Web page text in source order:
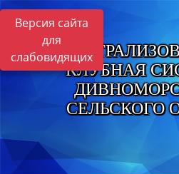
Версия сайта
для
слабовидящих
КЛУБНАЯ
СЕЛЬСКОГО